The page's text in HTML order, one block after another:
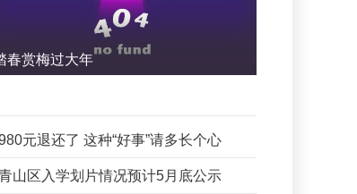
春赏梅过大年
元退还了 这种“好事”请多长个心
山区入学划片情况预计5月底公示